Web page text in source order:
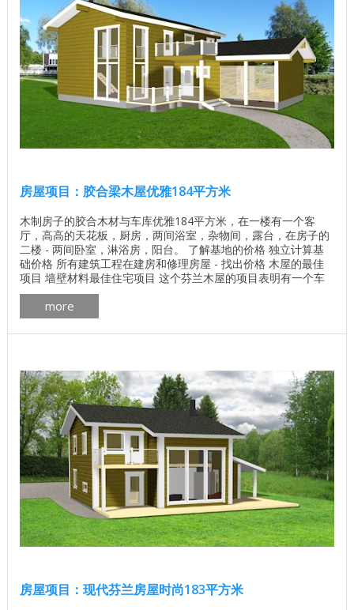
房屋项目：胶合梁木屋优雅184平方米
木制房子的胶合木材与车库优雅184平方米，在一楼有一个客
厅，高高的天花板，厨房，两间浴室，杂物间，露台，在房子的
二楼 - 两间卧室，淋浴房，阳台。 了解基地的价格 独立计算基
础价格 所有建筑工程在建房和修理房屋 - 找出价格 木屋的最佳
项目 墙壁材料最佳住宅项目 这个芬兰木屋的项目表明有一个车
库连接到房子。 房子的平面图优雅184平方米 ...
more
房屋项目：现代芬兰房屋时尚183平方米